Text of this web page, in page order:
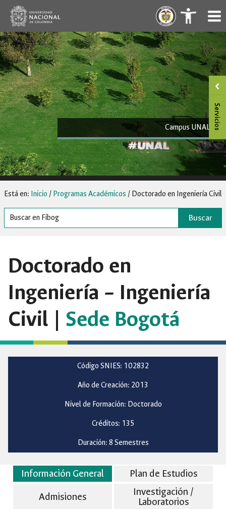
Saltar
contenido
. .
Campus UNAL
Está en: Inicio / Programas Académicos / Doctorado en Ingeniería Civil
Buscar
Doctorado en
Ingeniería – Ingeniería
Civil | Sede Bogotá
Código SNIES: 102832
Año de Creación: 2013
Nivel de Formación: Doctorado
Créditos: 135
Duración: 8 Semestres
Información General
Plan de Estudios
Admisiones
Investigación /
Laboratorios